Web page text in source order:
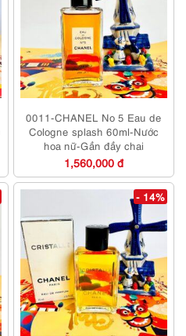
0011-CHANEL No 5 Eau de
Cologne splash 60ml-Nước
hoa nữ-Gần đầy chai
1,560,000 đ
- 14%